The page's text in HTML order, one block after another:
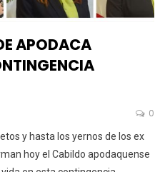
APODACA
0
y hasta los yernos de los ex
hoy el Cabildo apodaquense